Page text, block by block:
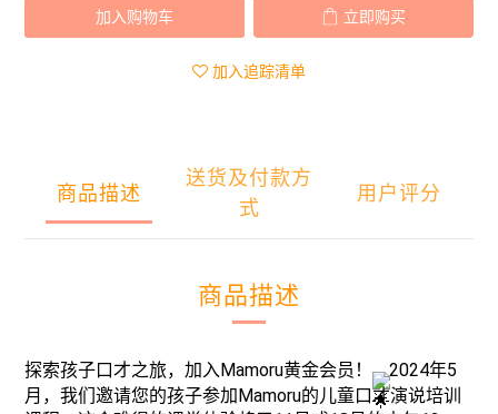
加入购物车 立即购买
加入追踪清单
商品描述
送货及付款方
式
用户评分
商品描述
探索孩子口才之旅，加入Mamoru黄金会员！
2024年5
月，我们邀请您的孩子参加Mamoru的儿童口才演说培训